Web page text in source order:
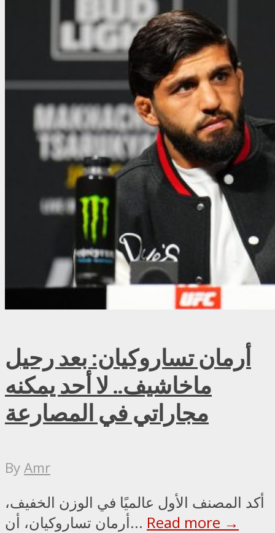
أرمان تساروكيان: بعد رحيل
ماخاشيف.. لا أحد يمكنه
مجاراتي في المصارعة
ByAmr
أكد المصنف الأول عالميًا في الوزن الخفيف،
أرمان تساروكيان، أن... Read more →